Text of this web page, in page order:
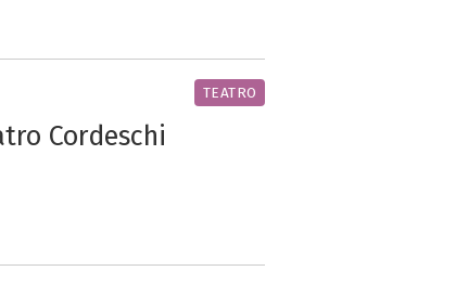
Cordeschi
TEATRO